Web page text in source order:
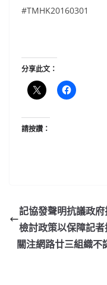
#TMHK20160301
分享此文：
請按讚：
記協發聲明抗議政
檢討政策以保障記
關注網路廿三組織不